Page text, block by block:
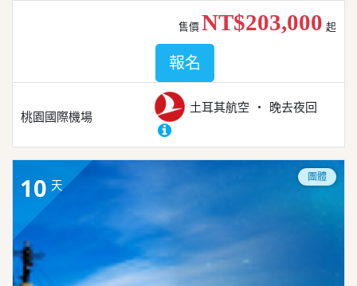
桃園國際機場
土耳其航空 晚去夜回
售價 NT$203,000 起
報名
10 天
團體